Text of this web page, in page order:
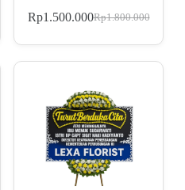
Rp1.800.000
Rp1.500.000